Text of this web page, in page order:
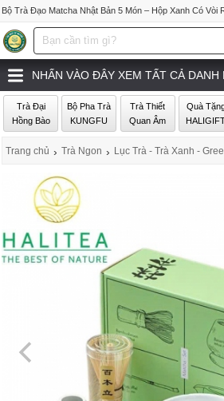
Bộ Trà Đạo Matcha Nhật Bản 5 Món – Hộp Xanh Có Vòi
NHẤN VÀO ĐÂY XEM TẤT CẢ DANH
Trà Đại
Hồng Bào
Bộ Pha Trà
KUNGFU
Trà Thiết
Quan Âm
Quà
Trang chủ › Trà Ngon › Lục Trà - Trà Xanh -